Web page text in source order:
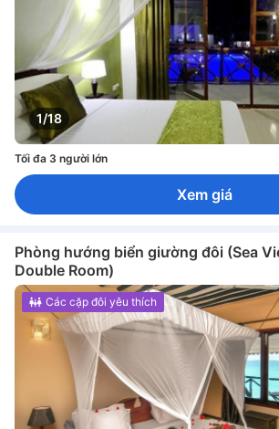
1/18
Tối đa 3 người lớn
Xem giá
Phòng hướng biển giường đôi (Sea
Double Room)
Các cặp đôi yêu thích